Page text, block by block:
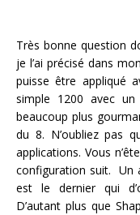
Très bonne question
je l’ai précisé dans
puisse être appliqué
simple 1200 avec
beaucoup plus
du 8. N’oubliez pas
applications. Vous
configuration suit. Un
est le dernier qui
D’autant plus que